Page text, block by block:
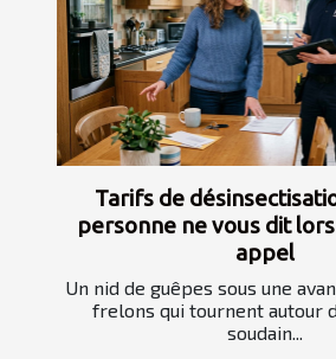
Tarifs de
personne ne vous dit
appel
Un nid de guêpes sous une
frelons qui tournent autour
soudain...